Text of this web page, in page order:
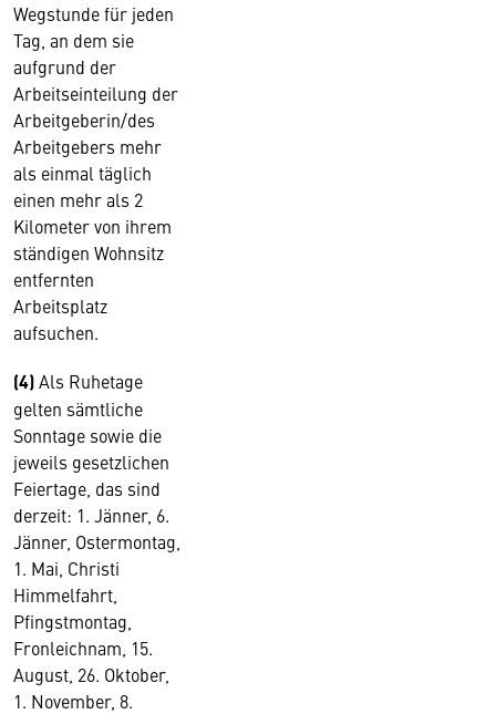
Wegstunde für jeden
Tag, an dem sie
aufgrund der
Arbeitseinteilung der
Arbeitgeberin/des
Arbeitgebers mehr
als einmal täglich
einen mehr als 2
Kilometer von ihrem
ständigen Wohnsitz
entfernten
Arbeitsplatz
aufsuchen.
(4)Als Ruhetage
gelten sämtliche
Sonntage sowie die
jeweils gesetzlichen
Feiertage, das sind
derzeit: 1. Jänner, 6.
Jänner, Ostermontag,
1. Mai, Christi
Himmelfahrt,
Pfingstmontag,
Fronleichnam, 15.
August, 26. Oktober,
1. November, 8.